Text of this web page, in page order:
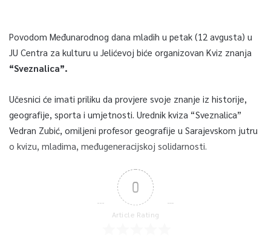
Povodom Međunarodnog dana mladih u petak (12 avgusta) u
JU Centra za kulturu u Jelićevoj biće organizovan Kviz znanja
“Sveznalica”.
Učesnici će imati priliku da provjere svoje znanje iz historije,
geografije, sporta i umjetnosti. Urednik kviza “Sveznalica”
Vedran Zubić, omiljeni profesor geografije u Sarajevskom jutru
o kvizu, mladima, međugeneracijskoj solidarnosti.
0
Article Rating